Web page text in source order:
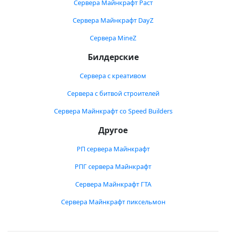
Сервера Майнкрафт Раст
Сервера Майнкрафт DayZ
Сервера MineZ
Билдерские
Сервера с креативом
Сервера с битвой строителей
Сервера Майнкрафт со Speed Builders
Другое
РП сервера Майнкрафт
РПГ сервера Майнкрафт
Сервера Майнкрафт ГТА
Сервера Майнкрафт пиксельмон